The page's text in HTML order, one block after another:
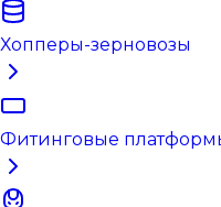
Хопперы-зерновозы
Фитинговые